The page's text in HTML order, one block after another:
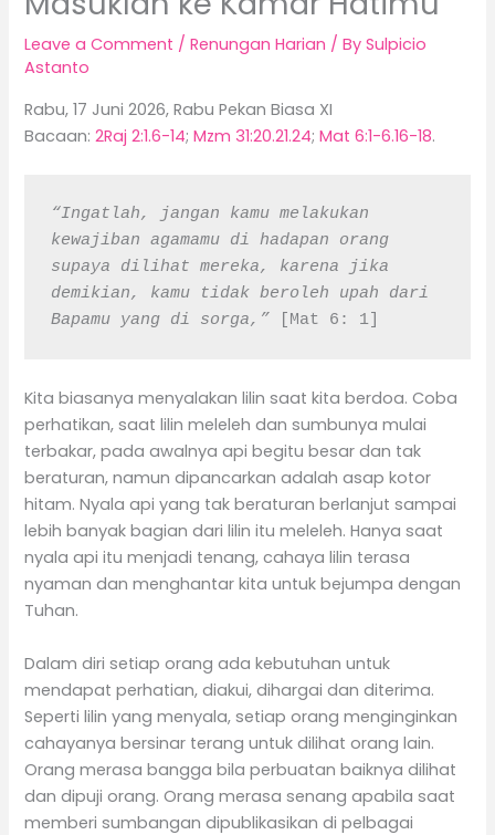
Leave a Comment /Renungan Harian / BySulpicio
Astanto
Rabu, 17 Juni 2026, Rabu Pekan Biasa XI
Bacaan:2Raj 2:1.6-14;Mzm 31:20.21.24;Mat 6:1-6.16-18.
“Ingatlah, jangan kamu melakukan
kewajiban agamamu di hadapan orang
supaya dilihat mereka, karena jika
demikian, kamu tidak beroleh upah dari
Bapamu yang di sorga,” [Mat 6: 1]
Kita biasanya menyalakan lilin saat kita berdoa. Coba
perhatikan, saat lilin meleleh dan sumbunya mulai
terbakar, pada awalnya api begitu besar dan tak
beraturan, namun dipancarkan adalah asap kotor
hitam. Nyala api yang tak beraturan berlanjut sampai
lebih banyak bagian dari lilin itu meleleh. Hanya saat
nyala api itu menjadi tenang, cahaya lilin terasa
nyaman dan menghantar kita untuk bejumpa dengan
Tuhan.
Dalam diri setiap orang ada kebutuhan untuk
mendapat perhatian, diakui, dihargai dan diterima.
Seperti lilin yang menyala, setiap orang menginginkan
cahayanya bersinar terang untuk dilihat orang lain.
Orang merasa bangga bila perbuatan baiknya dilihat
dan dipuji orang. Orang merasa senang apabila saat
memberi sumbangan dipublikasikan di pelbagai